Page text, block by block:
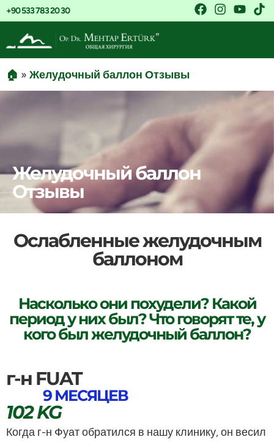
+90 533 783 20 30
🏠 » Желудочный баллон Отзывы
Желудочный баллон
Отзывы
Ослабленные желудочным
баллоном
Насколько они похудели? Какой
период у них был? Что говорят те, у
кого был желудочный баллон?
г-н FUAT
9 МЕСЯЦЕВ
102 KG
Когда г-н Фуат обратился в нашу клинику, он весил